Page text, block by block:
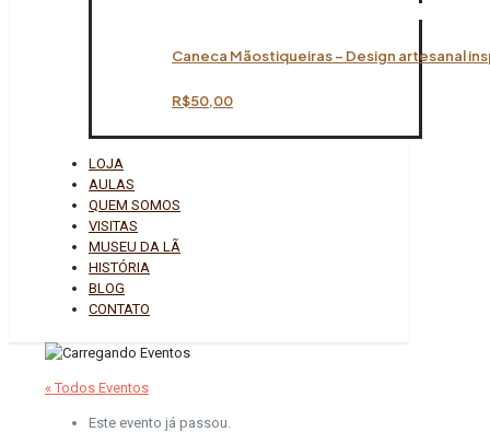
Caneca Mãostiqueiras – Design artesanal
R$50,00
LOJA
AULAS
QUEM SOMOS
VISITAS
MUSEU DA LÃ
HISTÓRIA
BLOG
CONTATO
« Todos Eventos
Este evento já passou.